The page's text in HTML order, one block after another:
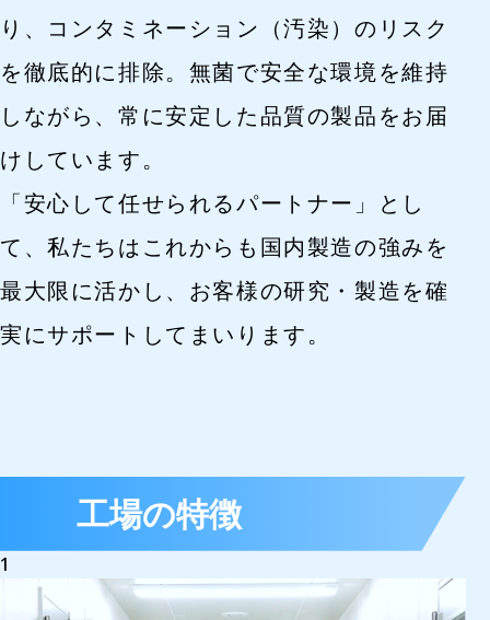
り、コンタミネーション（汚染）のリスク
を徹底的に排除。無菌で安全な環境を維持
しながら、常に安定した品質の製品をお届
けしています。
「安心して任せられるパートナー」とし
て、私たちはこれからも国内製造の強みを
最大限に活かし、お客様の研究・製造を確
実にサポートしてまいります。
工場の特徴
1